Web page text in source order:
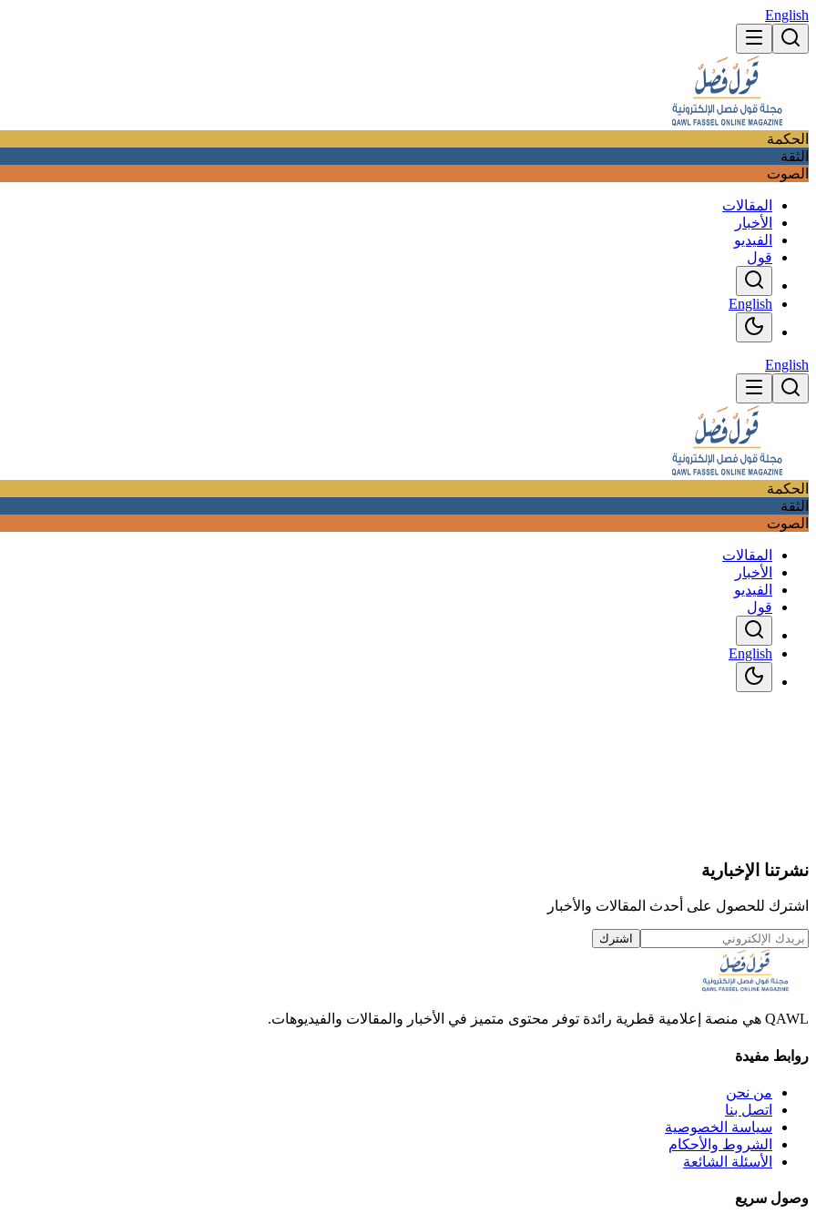
English
الحكمة
الثقة
الصوت
المقالات
الأخبار
الفيديو
قول
English
English
الحكمة
الثقة
الصوت
المقالات
الأخبار
الفيديو
قول
English
نشرتنا الإخبارية
اشترك للحصول على أحدث المقالات والأخبار
اشترك
QAWL هي منصة إعلامية قطرية رائدة توفر محتوى متميز في الأخبار والمقالات والفيديوهات.
روابط مفيدة
من نحن
اتصل بنا
سياسة الخصوصية
الشروط والأحكام
الأسئلة الشائعة
وصول سريع